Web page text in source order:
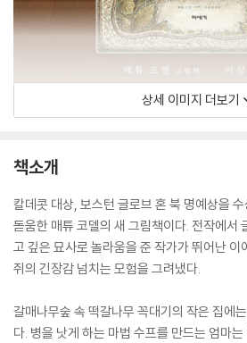
상세 이미지 더보기
책소개
칼데콧 대상, 보스턴 글로브 혼 북 명예상을
돋움한 매튜 코델의 새 그림책이다. 전작에서
고 깊은 묘사로 놀라움을 준 작가가 뛰어난
쥐의 긴장감 넘치는 모험을 그려냈다.
갈매나무숲 속 떡갈나무 꼭대기의 작은 집에
다. 병을 낫게 하는 마법 수프를 만드는 엄마